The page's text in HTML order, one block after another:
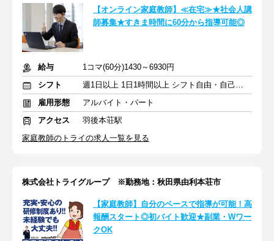
【オンライン家庭教師】≪在宅≫★社会人講
師募集★すきま時間に60分から指導可能◎
給与
1コマ(60分)1430～6930円
シフト
週1日以上 1日1時間以上 シフト自由・自己申告
雇用形態
アルバイト・パート
アクセス
羽後本荘駅
家庭教師のトライの求人一覧を見る
株式会社トライグループ ※勤務地：秋田県由利本荘市
【家庭教師】自分のペースで指導が可能！高
報酬スタート◎初バイト歓迎★副業・Wワー
クOK